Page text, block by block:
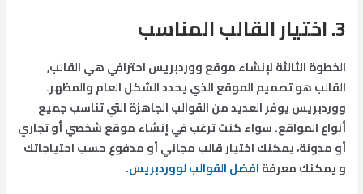
3. اختيار القالب المناسب
الخطوة الثالثة لإنشاء موقع ووردبريس احترافي هي القالب,
القالب هو تصميم الموقع الذي يحدد الشكل العام والمظهر.
ووردبريس يوفر العديد من القوالب الجاهزة التي تناسب جميع
أنواع المواقع. سواء كنت ترغب في إنشاء موقع شخصي أو تجاري
أو مدونة، يمكنك اختيار قالب مجاني أو مدفوع حسب احتياجاتك
و يمكنك معرفةافضل القوالب لووردبريس.